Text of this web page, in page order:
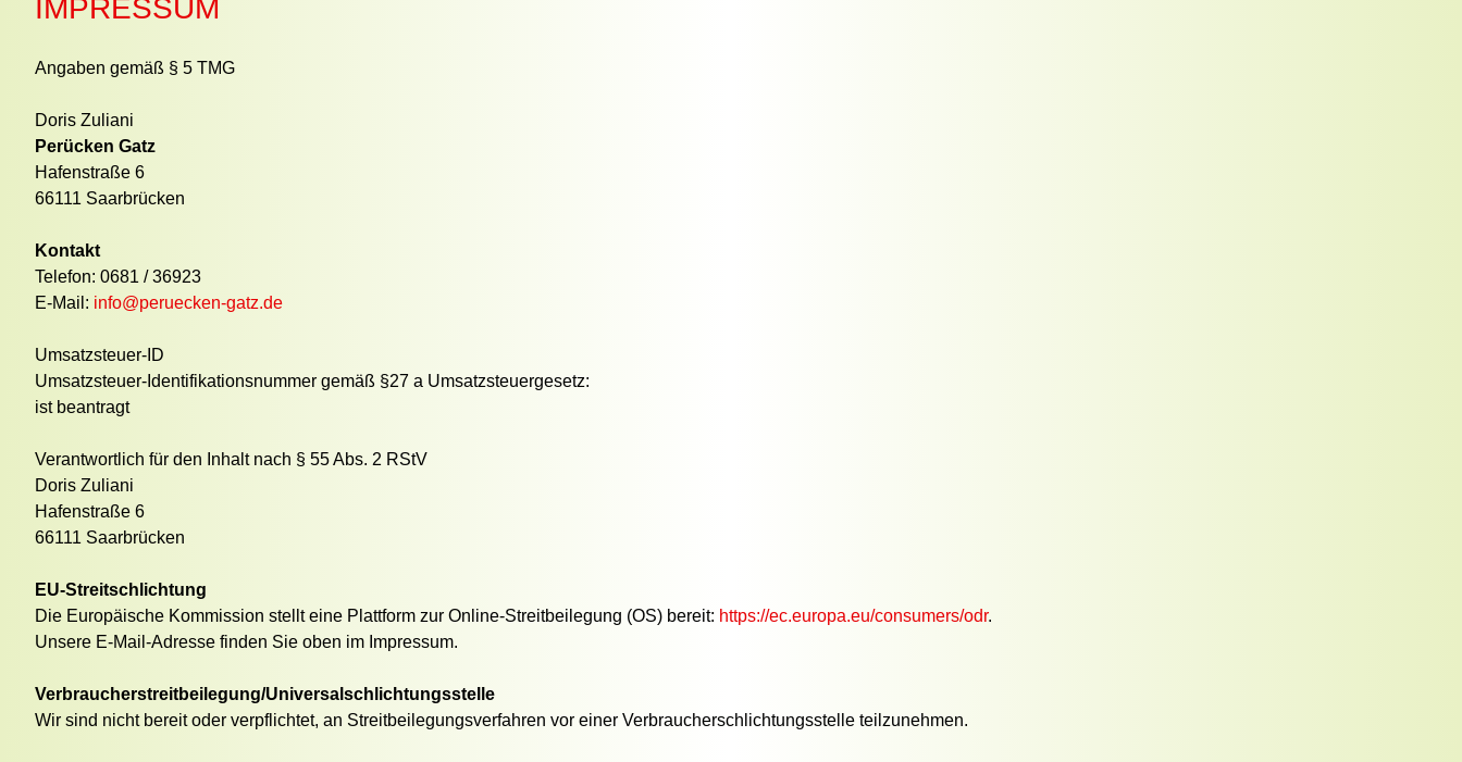
IMPRESSUM
Angaben gemäß § 5 TMG
Doris Zuliani
Perücken Gatz
Hafenstraße 6
66111 Saarbrücken
Kontakt
Telefon: 0681 / 36923
E-Mail: info@peruecken-gatz.de
Umsatzsteuer-ID
Umsatzsteuer-Identifikationsnummer gemäß §27 a Umsatzsteuergesetz:
ist beantragt
Verantwortlich für den Inhalt nach § 55 Abs. 2 RStV
Doris Zuliani
Hafenstraße 6
66111 Saarbrücken
EU-Streitschlichtung
Die Europäische Kommission stellt eine Plattform zur Online-Streitbeilegung (OS) bereit: https://ec.europa.eu/consumers/odr.
Unsere E-Mail-Adresse finden Sie oben im Impressum.
Verbraucherstreitbeilegung/Universalschlichtungsstelle
Wir sind nicht bereit oder verpflichtet, an Streitbeilegungsverfahren vor einer Verbraucherschlichtungsstelle teilzunehmen.